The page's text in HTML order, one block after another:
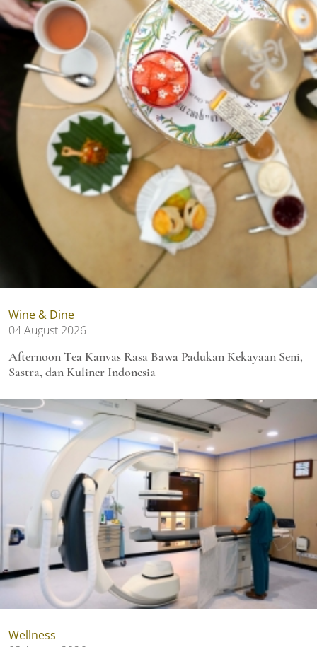
Wine & Dine
04 August 2026
Afternoon Tea Kanvas Rasa Bawa Padukan Kekayaan Seni,
Sastra, dan Kuliner Indonesia
Wellness